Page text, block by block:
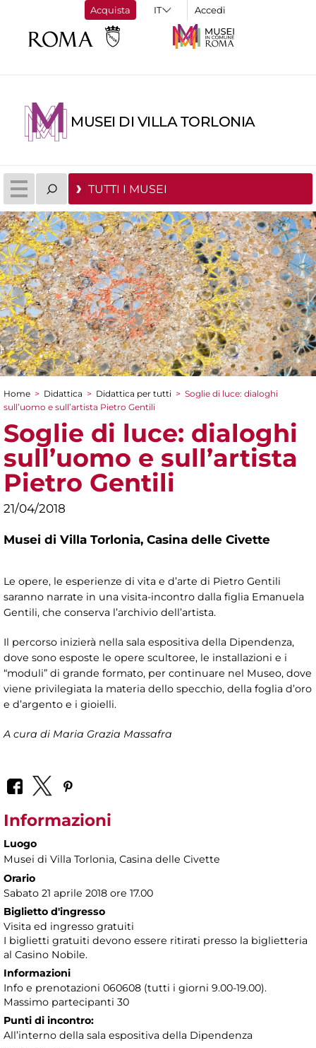
Acquista Accedi
MUSEI DI VILLA TORLONIA
TUTTI I MUSEI
Tu sei qui
Home > Didattica > Didattica per tutti > Soglie di luce: dialoghi
sull’uomo e sull’artista Pietro Gentili
Soglie di luce: dialoghi
sull’uomo e sull’artista
Pietro Gentili
21/04/2018
Musei di Villa Torlonia, Casina delle Civette
Le opere, le esperienze di vita e d’arte di Pietro Gentili
saranno narrate in una visita-incontro dalla figlia Emanuela
Gentili, che conserva l’archivio dell’artista.
Il percorso inizierà nella sala espositiva della Dipendenza,
dove sono esposte le opere scultoree, le installazioni e i
“moduli” di grande formato, per continuare nel Museo, dove
viene privilegiata la materia dello specchio, della foglia d’oro
e d’argento e i gioielli.
A cura di Maria Grazia Massafra
Informazioni
Luogo
Musei di Villa Torlonia, Casina delle Civette
Orario
Sabato 21 aprile 2018 ore 17.00
Biglietto d'ingresso
Visita ed ingresso gratuiti
I biglietti gratuiti devono essere ritirati presso la biglietteria
al Casino Nobile.
Informazioni
Info e prenotazioni 060608 (tutti i giorni 9.00-19.00).
Massimo partecipanti 30
Punti di incontro:
All’interno della sala espositiva della Dipendenza